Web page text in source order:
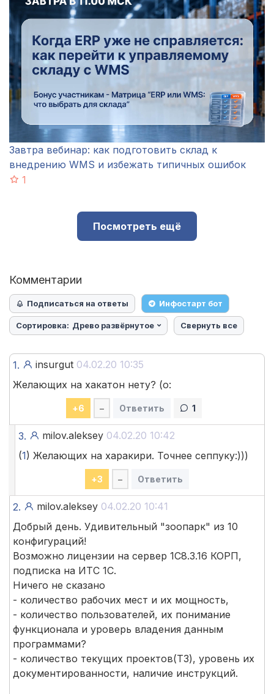
Завтра вебинар: как подготовить склад к
внедрению WMS и избежать типичных ошибок
1
Посмотреть ещё
Комментарии
Подписаться на ответы Инфостарт бот
Сортировка: Древо развёрнутое Свернуть все
1. insurgut 04.02.20 10:35
Желающих на хакатон нету? (о:
+6 – Ответить 1
3. milov.aleksey 04.02.20 10:42
(1) Желающих на харакири. Точнее сеппуку:)))
+3 – Ответить
2. milov.aleksey 04.02.20 10:41
Добрый день. Удивительный "зоопарк" из 10
конфигураций!
Возможно лицензии на сервер 1С8.3.16 КОРП,
подписка на ИТС 1С.
Ничего не сказано
- количество рабочих мест и их мощность,
- количество пользователей, их понимание
функционала и уроверь владения данным
программами?
- количество текущих проектов(ТЗ), уровень их
документированности, наличие инструкций.